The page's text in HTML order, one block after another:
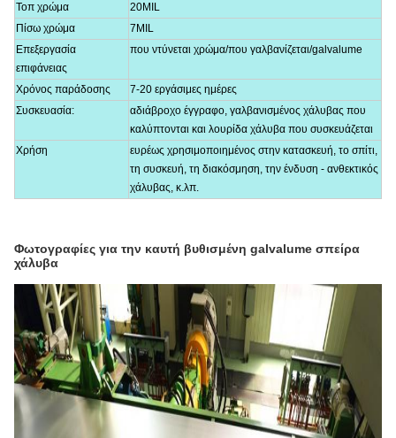
Τοπ χρώμα
20MIL
Πίσω χρώμα
7MIL
Επεξεργασία
επιφάνειας
που ντύνεται χρώμα/που γαλβανίζεται/galvalume
Χρόνος παράδοσης
7-20 εργάσιμες ημέρες
Συσκευασία:
αδιάβροχο έγγραφο, γαλβανισμένος χάλυβας που
καλύπτονται και λουρίδα χάλυβα που συσκευάζεται
Χρήση
ευρέως χρησιμοποιημένος στην κατασκευή, το σπίτι,
τη συσκευή, τη διακόσμηση, την ένδυση - ανθεκτικός
χάλυβας, κ.λπ.
Φωτογραφίες για την καυτή βυθισμένη galvalume σπείρα
χάλυβα